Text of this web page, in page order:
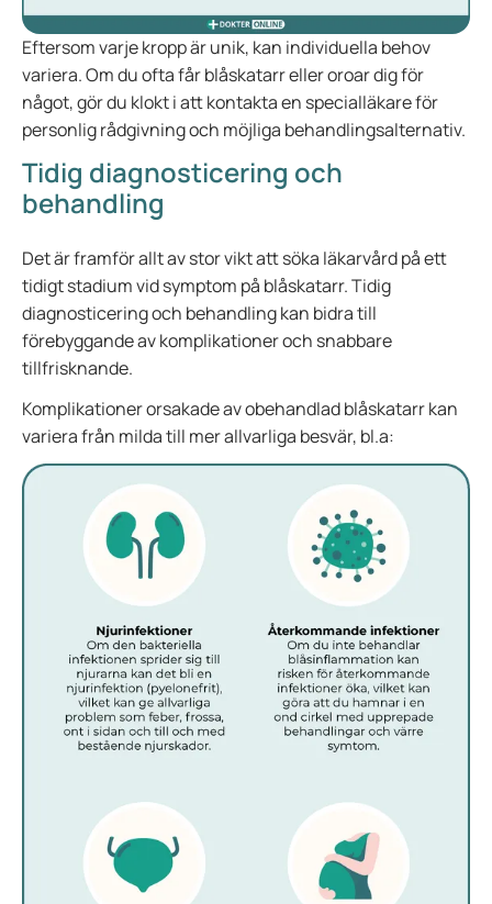
Eftersom varje kropp är unik, kan individuella behov
variera. Om du ofta får blåskatarr eller oroar dig för
något, gör du klokt i att kontakta en specialläkare för
personlig rådgivning och möjliga behandlingsalternativ.
Tidig diagnosticering och
behandling
Det är framför allt av stor vikt att söka läkarvård på ett
tidigt stadium vid symptom på blåskatarr. Tidig
diagnosticering och behandling kan bidra till
förebyggande av komplikationer och snabbare
tillfrisknande.
Komplikationer orsakade av obehandlad blåskatarr kan
variera från milda till mer allvarliga besvär, bl.a: